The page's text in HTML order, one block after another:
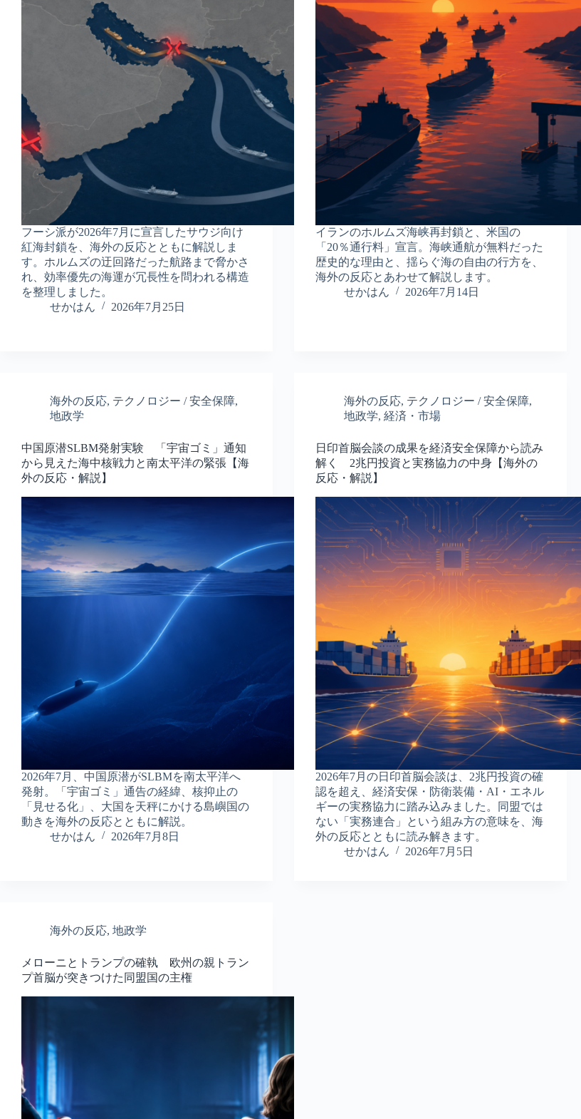
フーシ派が2026年7月に宣言したサウジ向け
紅海封鎖を、海外の反応とともに解説しま
す。ホルムズの迂回路だった航路まで脅かさ
れ、効率優先の海運が冗長性を問われる構造
を整理しました。
せかはん
2026年7月25日
イランのホルムズ海峡再封鎖と、米国の
「20％通行料」宣言。海峡通航が無料だった
歴史的な理由と、揺らぐ海の自由の行方を、
海外の反応とあわせて解説します。
せかはん
2026年7月14日
海外の反応, テクノロジー / 安全保障,
地政学
中国原潜SLBM発射実験 「宇宙ゴミ」通知
から見えた海中核戦力と南太平洋の緊張【海
外の反応・解説】
2026年7月、中国原潜がSLBMを南太平洋へ
発射。「宇宙ゴミ」通告の経緯、核抑止の
「見せる化」、大国を天秤にかける島嶼国の
動きを海外の反応とともに解説。
せかはん
2026年7月8日
海外の反応, テクノロジー / 安全保障,
地政学,経済・市場
日印首脳会談の成果を経済安全保障から読み
解く 2兆円投資と実務協力の中身【海外の
反応・解説】
2026年7月の日印首脳会談は、2兆円投資の確
認を超え、経済安保・防衛装備・AI・エネル
ギーの実務協力に踏み込みました。同盟では
ない「実務連合」という組み方の意味を、海
外の反応とともに読み解きます。
せかはん
2026年7月5日
海外の反応, 地政学
メローニとトランプの確執 欧州の親トラン
プ首脳が突きつけた同盟国の主権